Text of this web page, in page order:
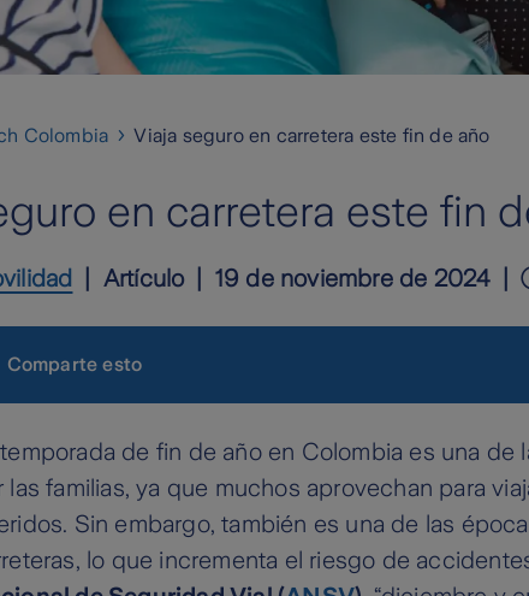
Colombia Viaja seguro en carretera este fin de año
en carretera este fin
Artículo 19 de noviembre de 2024
Comparte esto
de fin de año en Colombia es una de
las familias, ya que muchos aprovechan para
Sin embargo, también es una de las
lo que incrementa el riesgo de